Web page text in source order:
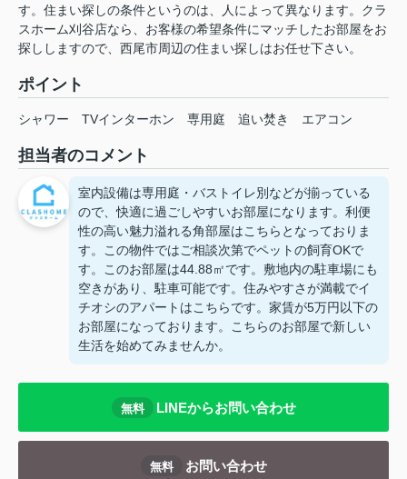
す。住まい探しの条件というのは、人によって異なります。クラ
スホーム刈谷店なら、お客様の希望条件にマッチしたお部屋をお
探ししますので、西尾市周辺の住まい探しはお任せ下さい。
ポイント
シャワー TVインターホン 専用庭 追い焚き エアコン
担当者のコメント
室内設備は専用庭・バストイレ別などが揃っている
ので、快適に過ごしやすいお部屋になります。利便
性の高い魅力溢れる角部屋はこちらとなっておりま
す。この物件ではご相談次第でペットの飼育OKで
す。このお部屋は44.88㎡です。敷地内の駐車場にも
空きがあり、駐車可能です。住みやすさが満載でイ
チオシのアパートはこちらです。家賃が5万円以下の
お部屋になっております。こちらのお部屋で新しい
生活を始めてみませんか。
無料 LINEからお問い合わせ
無料 お問い合わせ